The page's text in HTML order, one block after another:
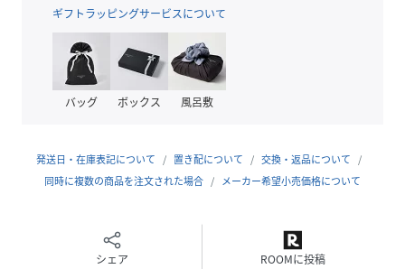
が異なる場合がございます。
※商品のサイズ表はパターン寸法となりますため、実際の製
品とはサイズ等が異なる場合がございます。
【TATRAS/タトラス】
ブランドのコンセプトは“Fine&ComfortableLife”。
Functional（機能性）/Sophisticated（洗練されたデザイ
モデル身長176cm着用サイズ2
ギフトラッピングサービスについて
バッグ ボックス 風呂敷
発送日・在庫表記について 置き配について
交換・返品について
同時に複数の商品を注文された場合
メーカー希望小売価格について
シェア ROOMに投稿